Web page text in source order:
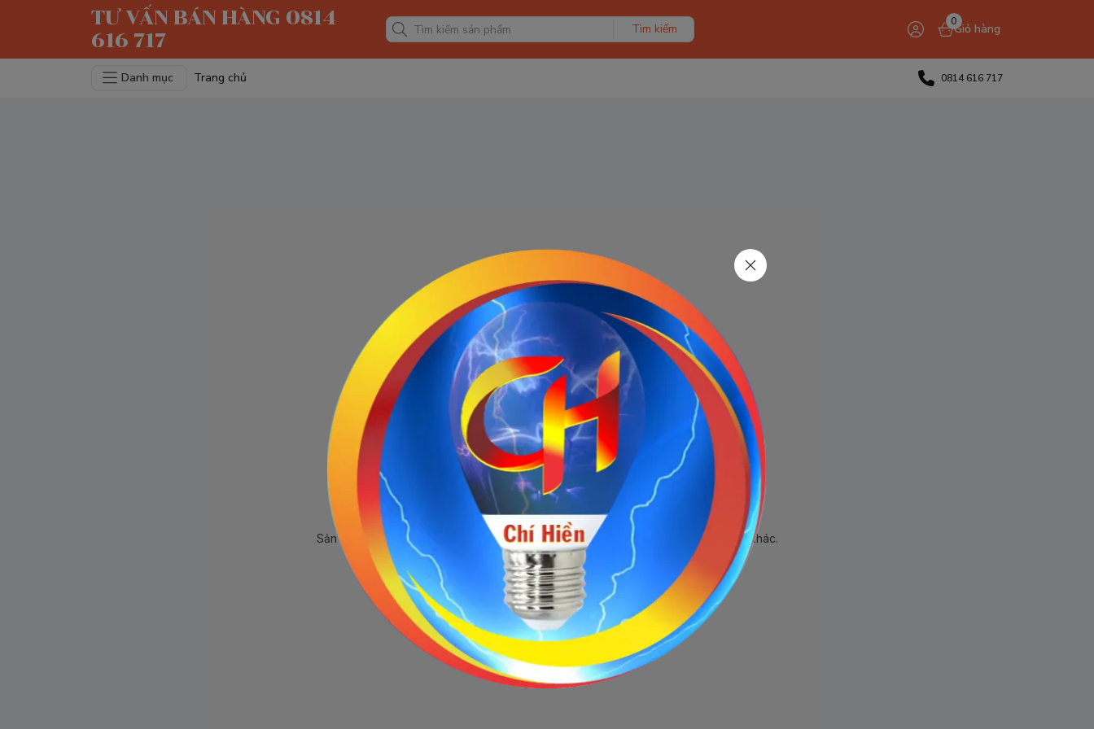
TƯ VẤN BÁN HÀNG 0814
616 717
Tìm kiếm
0
Giỏ hàng
Danh mục Trang chủ 0814 616 717
Sản phẩm ngừng bán
Sản phẩm này hiện tại đã ngừng bán. Hãy trở về trang chủ để lựa chọn sản phẩm khác.
Quay lại trang chủ